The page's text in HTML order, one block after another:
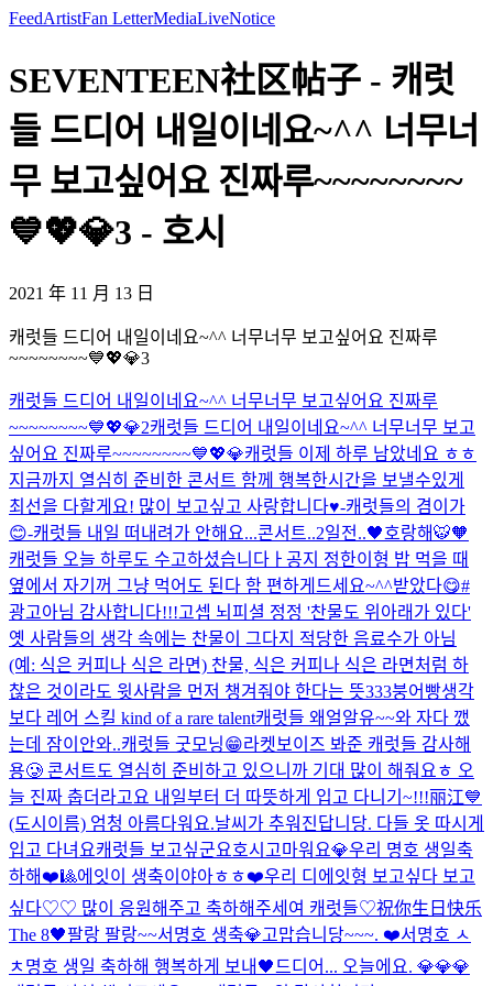
FeedArtistFan LetterMediaLiveNotice
SEVENTEEN社区帖子 - 캐럿
들 드디어 내일이네요~^^ 너무너
무 보고싶어요 진짜루~~~~~~~~
💙💖💎3 - 호시
2021 年 11 月 13 日
캐럿들 드디어 내일이네요~^^ 너무너무 보고싶어요 진짜루
~~~~~~~~💙💖💎3
캐럿들 드디어 내일이네요~^^ 너무너무 보고싶어요 진짜루
~~~~~~~~💙💖💎2캐럿들 드디어 내일이네요~^^ 너무너무 보고
싶어요 진짜루~~~~~~~~💙💖💎캐럿들 이제 하루 남았네요 ㅎㅎ
지금까지 열심히 준비한 콘서트 함께 행복한시간을 보낼수있게
최선을 다할게요! 많이 보고싶고 사랑합니다♥️-캐럿들의 겸이가
😊-캐럿들 내일 떠내려가 안해요...콘서트..2일전..🖤호랑해🐯🧡
캐럿들 오늘 하루도 수고하셨습니다ㅏ 공지 정한이형 밥 먹을 때
옆에서 자기꺼 그냥 먹어도 된다 함 편하게드세요~^^받았다😋#
광고아님 감사합니다!!!고셉 뇌피셜 정정 '찬물도 위아래가 있다'
옛 사람들의 생각 속에는 찬물이 그다지 적당한 음료수가 아님
(예: 식은 커피나 식은 라면) 찬물, 식은 커피나 식은 라면처럼 하
찮은 것이라도 윗사람을 먼저 챙겨줘야 한다는 뜻333붕어빵생각
보다 레어 스킬 kind of a rare talent캐럿들 왜얼알유~~와 자다 깼
는데 잠이안와..캐럿들 굿모닝😁라켓보이즈 봐준 캐럿들 감사해
용🥲 콘서트도 열심히 준비하고 있으니까 기대 많이 해줘요ㅎ 오
늘 진짜 춥더라고요 내일부터 더 따뜻하게 입고 다니기~!!!丽江💙
(도시이름) 엄청 아름다워요.날씨가 추워진답니당. 다들 옷 따시게
입고 다녀요캐럿들 보고싶군요호시 고마워요💎우리 명호 생일축
하해❤️🎱에잇이 생축이야아ㅎㅎ❤️우리 디에잇형 보고싶다 보고
싶다♡♡ 많이 응원해주고 축하해주세여 캐럿들♡祝你生日快乐
The 8🖤팔랑 팔랑~~서명호 생축💎고맙습니당~~~. ❤️서명호 ㅅ
ㅊ 명호 생일 축하해 행복하게 보내🖤 드디어... 오늘에요. 💎💎💎